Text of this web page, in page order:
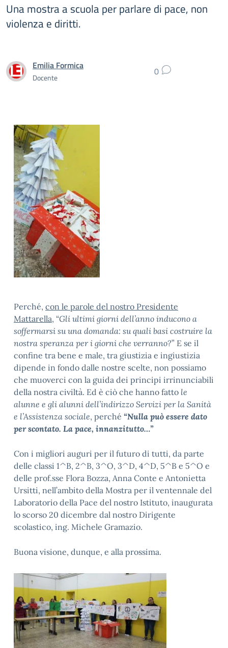
Una mostra a scuola per parlare di pace, non
violenza e diritti.
Emilia Formica
Docente 0
Perché, con le parole del nostro Presidente
Mattarella, “Gli ultimi giorni dell’anno inducono a
soffermarsi su una domanda: su quali basi costruire la
nostra speranza per i giorni che verranno?” E se il
confine tra bene e male, tra giustizia e ingiustizia
dipende in fondo dalle nostre scelte, non possiamo
che muoverci con la guida dei principi irrinunciabili
della nostra civiltà. Ed è ciò che hanno fatto le
alunne e gli alunni dell’indirizzo Servizi per la Sanità
e l’Assistenza sociale, perché “Nulla può essere dato
per scontato. La pace, innanzitutto…”
Con i migliori auguri per il futuro di tutti, da parte
delle classi 1^B, 2^B, 3^O, 3^D, 4^D, 5^B e 5^O e
delle prof.sse Flora Bozza, Anna Conte e Antonietta
Ursitti, nell’ambito della Mostra per il ventennale del
Laboratorio della Pace del nostro Istituto, inaugurata
lo scorso 20 dicembre dal nostro Dirigente
scolastico, ing. Michele Gramazio.
Buona visione, dunque, e alla prossima.